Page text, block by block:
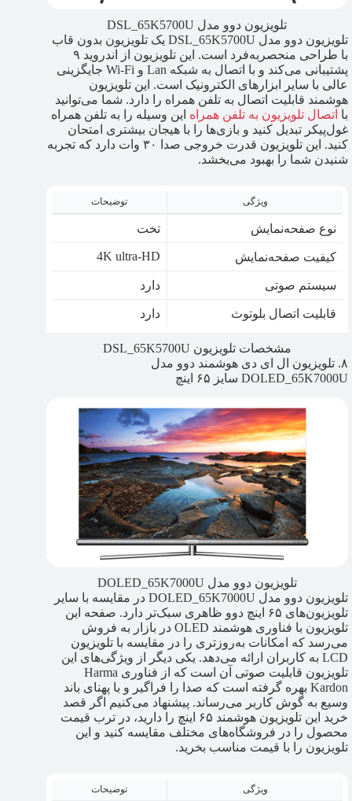
تلویزیون دوو مدل DSL_65K5700U
تلویزیون دوو مدل DSL_65K5700U یک تلویزیون بدون قاب
با طراحی منحصربه‌فرد است. این تلویزیون از اندروید ۹
پشتیبانی می‌کند و با اتصال به شبکه Lan و Wi-Fi جایگزینی
عالی با سایر ابزارهای الکترونیک است. این تلویزیون
هوشمند قابلیت اتصال به تلفن همراه را دارد. شما می‌توانید
با اتصال تلویزیون به تلفن همراه این وسیله را به تلفن همراه
غول‌پیکر تبدیل کنید و بازی‌ها را با هیجان بیشتری امتحان
کنید. این تلویزیون قدرت خروجی صدا ۳۰ وات دارد که تجربه
شنیدن شما را بهبود می‌بخشد.
ویژگی توضیحات
نوع صفحه‌نمایش تخت
کیفیت صفحه‌نمایش 4K ultra-HD
سیستم صوتی دارد
قابلیت اتصال بلوتوث دارد
مشخصات تلویزیون DSL_65K5700U
۸. تلویزیون ال ای دی هوشمند دوو مدل
DOLED_65K7000U سایز ۶۵ اینچ
تلویزیون دوو مدل DOLED_65K7000U
تلویزیون دوو مدل DOLED_65K7000U در مقایسه با سایر
تلویزیون‌های ۶۵ اینچ دوو ظاهری سبک‌تر دارد. صفحه این
تلویزیون با فناوری هوشمند OLED
در بازار به فروش
می‌رسد که امکانات به‌روزتری را در مقایسه با تلویزیون
LCD به کاربران ارائه می‌دهد. یکی دیگر از ویژگی‌های این
تلویزیون قابلیت صوتی آن است که از فناوری Harma
Kardon بهره گرفته است که صدا را فراگیر و با پهنای باند
وسیع به گوش کاربر می‌رساند. پیشنهاد می‌کنیم اگر قصد
خرید این تلویزیون هوشمند ۶۵ اینچ را دارید، در ترب قیمت
محصول را در فروشگاه‌های مختلف مقایسه کنید و این
تلویزیون را با قیمت مناسب بخرید.
ویژگی توضیحات